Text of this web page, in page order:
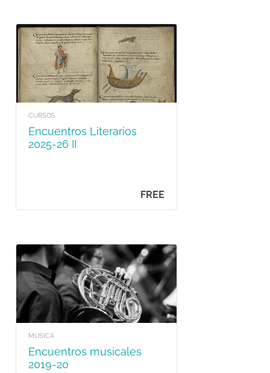
CURSOS
Encuentros Literarios
2025-26 II
FREE
MÚSICA
Encuentros musicales
2019-20